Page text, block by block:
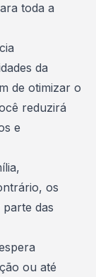
toda a
da
de otimizar o
reduzirá
e
os
das
ou até